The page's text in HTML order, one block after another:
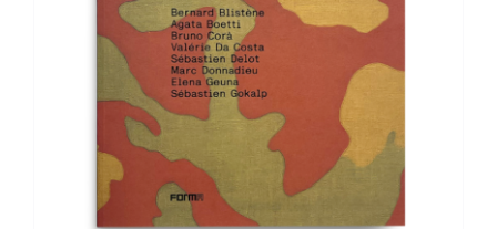
AGGIUNGI AL CARRELLO DETTAGLI